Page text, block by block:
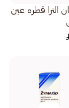
الترا قطره عين